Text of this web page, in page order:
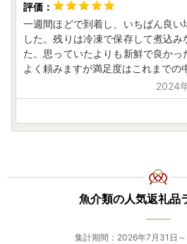
一週間ほどで到着し、いちばん良い
した。残りは冷凍で保存して煮込
た。思っていたよりも新鮮で良か
よく頼みますが満足度はこれまでの
2024
魚介類の人気返礼品
集計期間：2026年7月31日